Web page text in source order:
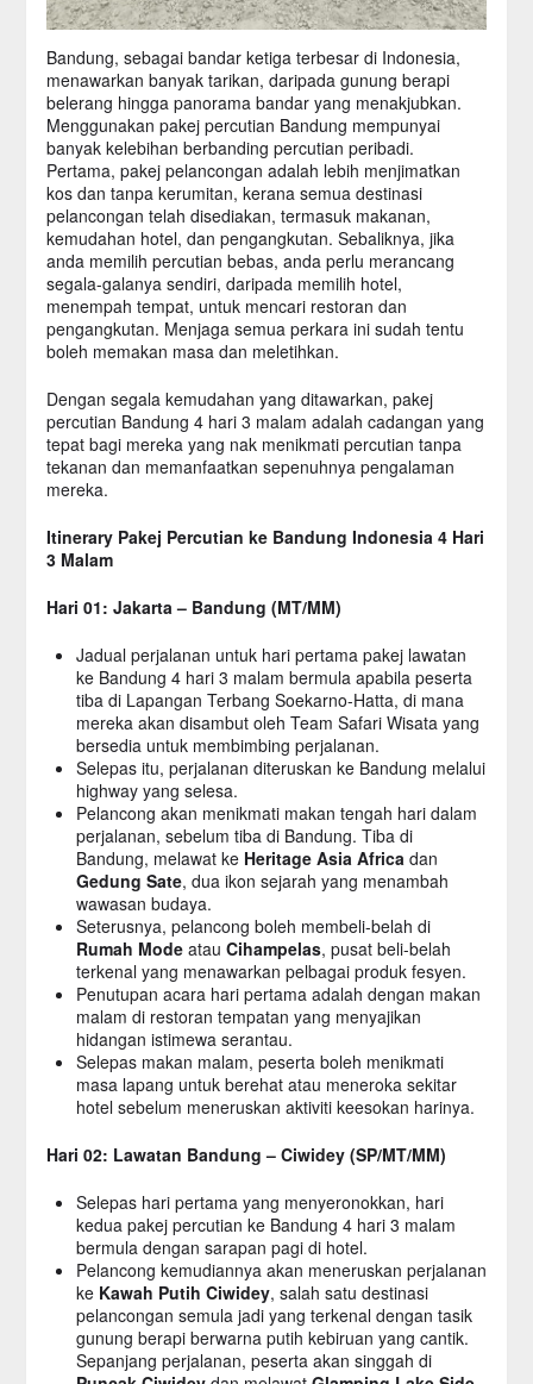
Bandung, sebagai bandar ketiga terbesar di Indonesia,
menawarkan banyak tarikan, daripada gunung berapi
belerang hingga panorama bandar yang menakjubkan.
Menggunakan pakej percutian Bandung mempunyai
banyak kelebihan berbanding percutian peribadi.
Pertama, pakej pelancongan adalah lebih menjimatkan
kos dan tanpa kerumitan, kerana semua destinasi
pelancongan telah disediakan, termasuk makanan,
kemudahan hotel, dan pengangkutan. Sebaliknya, jika
anda memilih percutian bebas, anda perlu merancang
segala-galanya sendiri, daripada memilih hotel,
menempah tempat, untuk mencari restoran dan
pengangkutan. Menjaga semua perkara ini sudah tentu
boleh memakan masa dan meletihkan.
Dengan segala kemudahan yang ditawarkan, pakej
percutian Bandung 4 hari 3 malam adalah cadangan yang
tepat bagi mereka yang nak menikmati percutian tanpa
tekanan dan memanfaatkan sepenuhnya pengalaman
mereka.
Itinerary Pakej Percutian ke Bandung Indonesia 4 Hari
3 Malam
Hari 01: Jakarta – Bandung (MT/MM)
Jadual perjalanan untuk hari pertama pakej lawatan
ke Bandung 4 hari 3 malam bermula apabila peserta
tiba di Lapangan Terbang Soekarno-Hatta, di mana
mereka akan disambut oleh Team Safari Wisata yang
bersedia untuk membimbing perjalanan.
Selepas itu, perjalanan diteruskan ke Bandung melalui
highway yang selesa.
Pelancong akan menikmati makan tengah hari dalam
perjalanan, sebelum tiba di Bandung. Tiba di
Bandung, melawat ke Heritage Asia Africa dan
Gedung Sate, dua ikon sejarah yang menambah
wawasan budaya.
Seterusnya, pelancong boleh membeli-belah di
Rumah Modeatau Cihampelas, pusat beli-belah
terkenal yang menawarkan pelbagai produk fesyen.
Penutupan acara hari pertama adalah dengan makan
malam di restoran tempatan yang menyajikan
hidangan istimewa serantau.
Selepas makan malam, peserta boleh menikmati
masa lapang untuk berehat atau meneroka sekitar
hotel sebelum meneruskan aktiviti keesokan harinya.
Hari 02: Lawatan Bandung – Ciwidey (SP/MT/MM)
Selepas hari pertama yang menyeronokkan, hari
kedua pakej percutian ke Bandung 4 hari 3 malam
bermula dengan sarapan pagi di hotel.
Pelancong kemudiannya akan meneruskan perjalanan
ke Kawah Putih Ciwidey, salah satu destinasi
pelancongan semula jadi yang terkenal dengan tasik
gunung berapi berwarna putih kebiruan yang cantik.
Sepanjang perjalanan, peserta akan singgah di